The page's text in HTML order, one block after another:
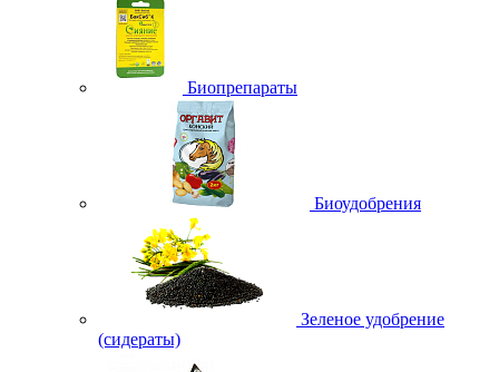
Биопрепараты
Биоудобрения
Зеленое удобрение
(сидераты)